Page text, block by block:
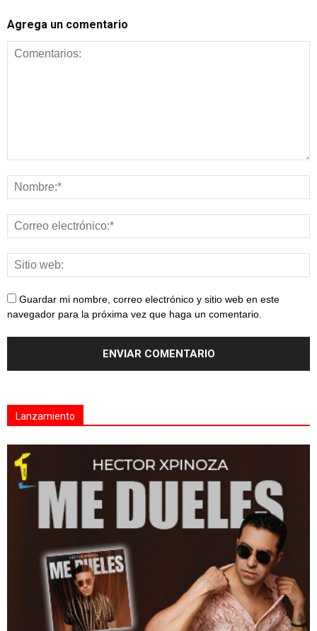
Agrega un comentario
Guardar mi nombre, correo electrónico y sitio web en este
navegador para la próxima vez que haga un comentario.
Lanzamiento